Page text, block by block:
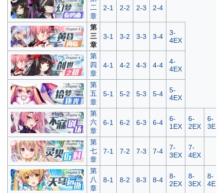
二
章
2-1 2-2 2-3 2-4
第
三
章
3-1 3-2 3-3 3-4
3-
4EX
第
四
章
4-1 4-2 4-3 4-4
4-
4EX
第
五
章
5-1 5-2 5-3 5-4
5-
4EX
第
六
章
6-1 6-2 6-3 6-4
6-
1EX
6-
2EX
6-
第
七
章
7-1 7-2 7-3 7-4
7-
3EX
7-
4EX
第
八
章
8-1 8-2 8-3 8-4
8-
2EX
8-
3EX
8-